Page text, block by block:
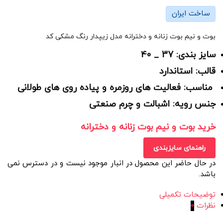
ساخت ایران
بوت و نیم بوت زنانه و دخترانه مدل زیپدار رنگ مشکی کد
سایز بندی: 37 _ 40
قالب: استاندارد
مناسب: فعالیت های روزمره و پیاده روی های طولانی
جنس رویه: اشبالت و چرم صنعتی
خرید بوت و نیم بوت زنانه و دخترانه
راهنمای سایزبندی
در حال حاضر این محصول در انبار موجود نیست و در دسترس نمی
باشد.
توضیحات تکمیلی
نظرات 0